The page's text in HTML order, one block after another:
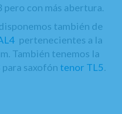
con más abertura.
también de
pertenecientes a la
También tenemos la
saxofón tenor TL5.